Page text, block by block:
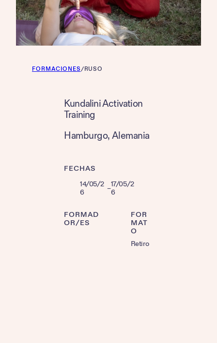
FORMACIONES/ RUSO
Kundalini Activation
Training
Hamburgo, Alemania
FECHAS
14/05/2
6
–17/05/2
6
FORMAD
OR/ES
FOR
MAT
O
Retiro